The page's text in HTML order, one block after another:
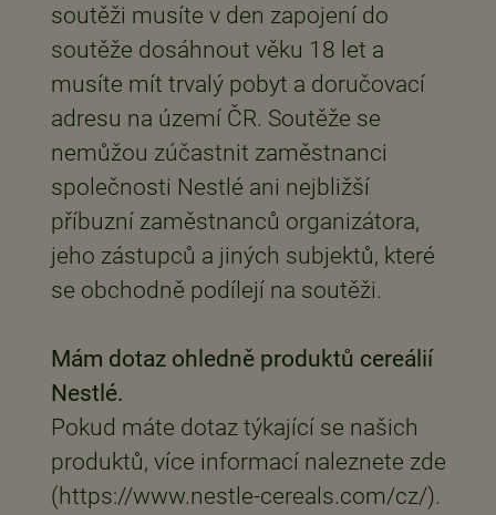
soutěži musíte v den zapojení do
soutěže dosáhnout věku 18 let a
musíte mít trvalý pobyt a doručovací
adresu na území ČR. Soutěže se
nemůžou zúčastnit zaměstnanci
společnosti Nestlé ani nejbližší
příbuzní zaměstnanců organizátora,
jeho zástupců a jiných subjektů, které
se obchodně podílejí na soutěži.
Mám dotaz ohledně produktů cereálií
Nestlé.
Pokud máte dotaz týkající se našich
produktů, více informací naleznete zde
(https://www.nestle-cereals.com/cz/).